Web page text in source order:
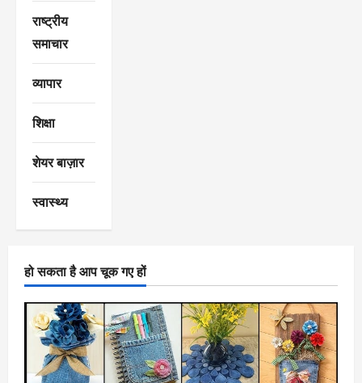
राष्ट्रीय
समाचार
व्यापार
शिक्षा
शेयर बाज़ार
स्वास्थ्य
हो सकता है आप चूक गए हों